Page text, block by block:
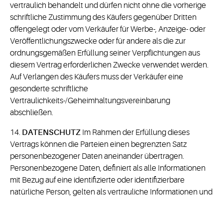
vertraulich behandelt und dürfen nicht ohne die vorherige
schriftliche Zustimmung des Käufers gegenüber Dritten
offengelegt oder vom Verkäufer für Werbe-, Anzeige- oder
Veröffentlichungszwecke oder für andere als die zur
ordnungsgemäßen Erfüllung seiner Verpflichtungen aus
diesem Vertrag erforderlichen Zwecke verwendet werden.
Auf Verlangen des Käufers muss der Verkäufer eine
gesonderte schriftliche
Vertraulichkeits-/Geheimhaltungsvereinbarung
abschließen.
14. DATENSCHUTZ Im Rahmen der Erfüllung dieses
Vertrags können die Parteien einen begrenzten Satz
personenbezogener Daten aneinander übertragen.
Personenbezogene Daten, definiert als alle Informationen
mit Bezug auf eine identifizierte oder identifizierbare
natürliche Person, gelten als vertrauliche Informationen und